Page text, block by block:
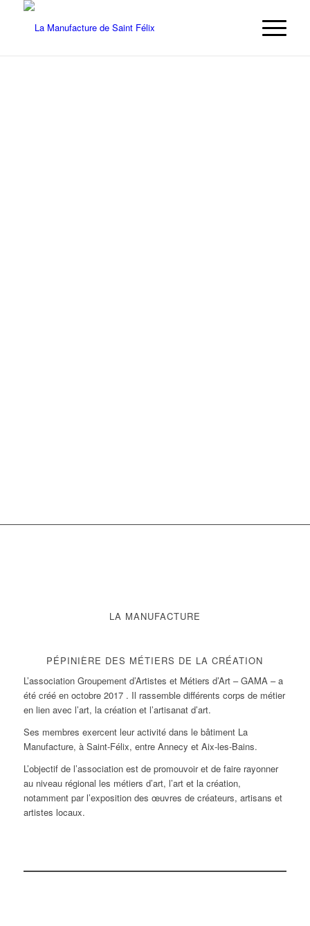
LA MANUFACTURE
PÉPINIÈRE DES MÉTIERS DE LA CRÉATION
L’association Groupement d’Artistes et Métiers d’Art – GAMA – a
été créé en octobre 2017 . Il rassemble différents corps de métier
en lien avec l’art, la création et l’artisanat d’art.
Ses membres exercent leur activité dans le bâtiment La
Manufacture, à Saint-Félix, entre Annecy et Aix-les-Bains.
L’objectif de l’association est de promouvoir et de faire rayonner
au niveau régional les métiers d’art, l’art et la création,
notamment par l’exposition des œuvres de créateurs, artisans et
artistes locaux.